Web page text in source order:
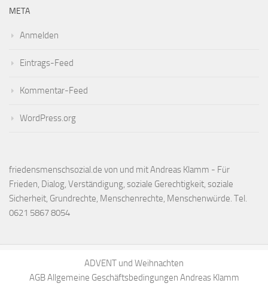
META
Anmelden
Eintrags-Feed
Kommentar-Feed
WordPress.org
friedensmenschsozial.de von und mit Andreas Klamm - Für
Frieden, Dialog, Verständigung, soziale Gerechtigkeit, soziale
Sicherheit, Grundrechte, Menschenrechte, Menschenwürde. Tel.
0621 5867 8054
ADVENT und Weihnachten
AGB Allgemeine Geschäftsbedingungen Andreas Klamm